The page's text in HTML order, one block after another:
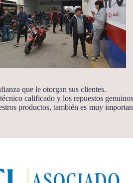
que le otorgan sus clientes.
calificado y los repuestos
productos, también es muy